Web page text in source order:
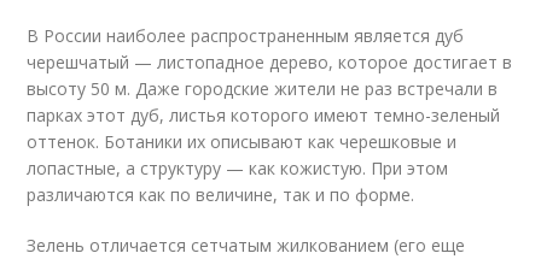
В России наиболее распространенным является дуб
черешчатый — листопадное дерево, которое достигает в
высоту 50 м. Даже городские жители не раз встречали в
парках этот дуб, листья которого имеют темно-зеленый
оттенок. Ботаники их описывают как черешковые и
лопастные, а структуру — как кожистую. При этом
различаются как по величине, так и по форме.
Зелень отличается сетчатым жилкованием (его еще